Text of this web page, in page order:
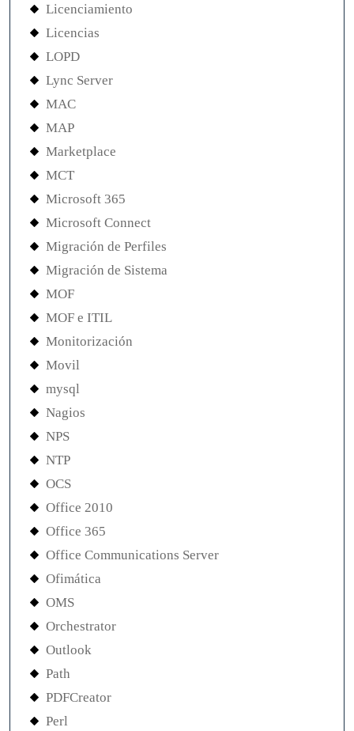
Licenciamiento
Licencias
LOPD
Lync Server
MAC
MAP
Marketplace
MCT
Microsoft 365
Microsoft Connect
Migración de Perfiles
Migración de Sistema
MOF
MOF e ITIL
Monitorización
Movil
mysql
Nagios
NPS
NTP
OCS
Office 2010
Office 365
Office Communications Server
Ofimática
OMS
Orchestrator
Outlook
Path
PDFCreator
Perl